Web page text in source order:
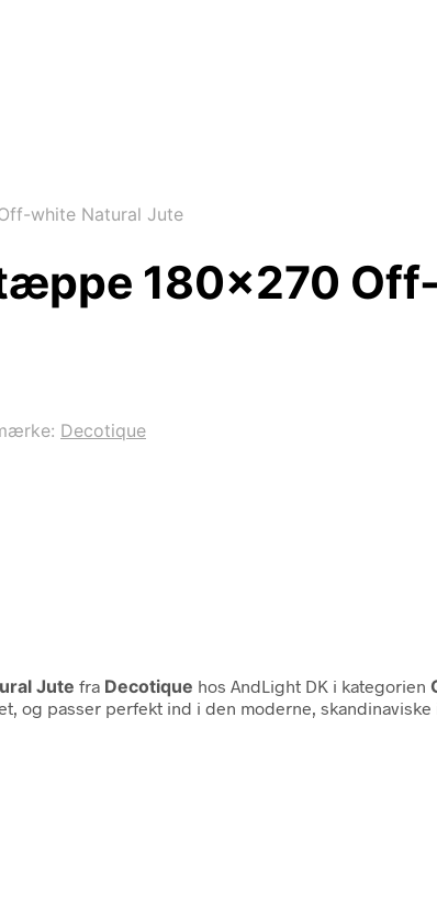
white Natural Jute
180×270
Decotique
Jute fra Decotique hos AndLight DK i kategorien
og passer perfekt ind i den moderne,